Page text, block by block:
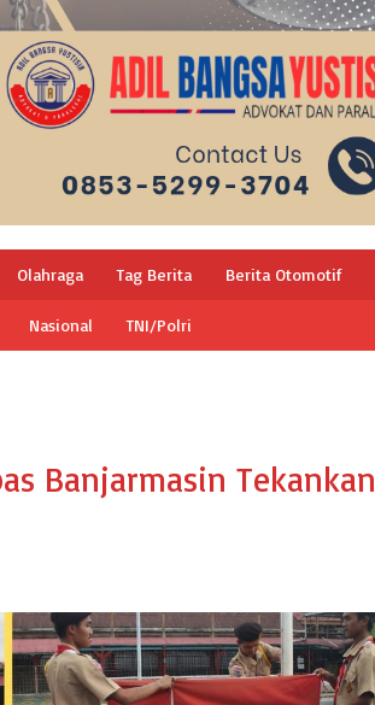
Olahraga Tag Berita Berita Otomotif
Nasional TNI/Polri
Banjarmasin Tekankan